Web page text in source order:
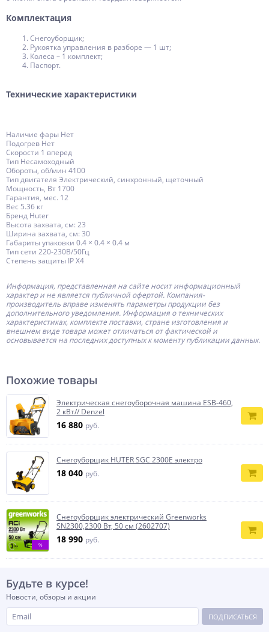
Комплектация
Снегоуборщик;
Рукоятка управления в разборе — 1 шт;
Колеса – 1 комплект;
Паспорт.
Технические характеристики
Наличие фары Нет
Подогрев Нет
Скорости 1 вперед
Тип Несамоходный
Обороты, об/мин 4100
Тип двигателя Электрический, синхронный, щеточный
Мощность, Вт 1700
Гарантия, мес. 12
Вес 5.36 кг
Бренд Huter
Высота захвата, см: 23
Ширина захвата, см: 30
Габариты упаковки 0.4 × 0.4 × 0.4 м
Тип сети 220-230В/50Гц
Степень защиты IP X4
Информация, представленная на сайте носит информационный
характер и не является публичной офертой. Компания-
производитель вправе изменять параметры продукции без
дополнительного уведомления. Информация о технических
характеристиках, комплекте поставки, стране изготовления и
внешнем виде товара может отличаться от фактической и
основывается на последних доступных к моменту публикации данных.
Похожие товары
Электрическая снегоуборочная машина ESB-460,
2 кВт// Denzel
16 880 руб.
Снегоуборщик HUTER SGC 2300E электро
18 040 руб.
%
Снегоуборщик электрический Greenworks
SN2300,2300 Вт, 50 см (2602707)
18 990 руб.
Будьте в курсе!
Новости, обзоры и акции
ПОДПИСАТЬСЯ